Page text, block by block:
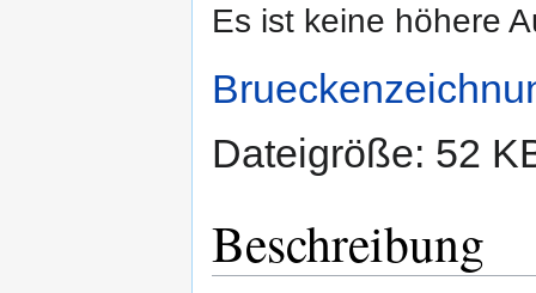
Es ist keine höhere
Dateigröße: 52
Beschreibung